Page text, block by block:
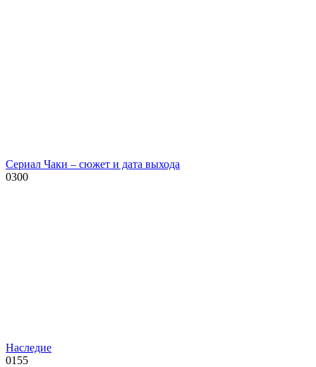
Сериал Чаки – сюжет и дата выхода
0300
Наследие
0155